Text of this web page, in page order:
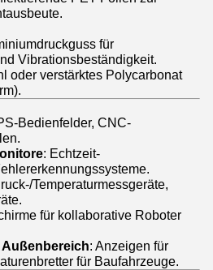
für
Vibrationsbeständigkeit.
oder verstärktes Polycarbonat
Bedienfelder, CNC-
: Echtzeit-
Temperaturmessgeräte,
für kollaborative Roboter
: Anzeigen für
für Baufahrzeuge.